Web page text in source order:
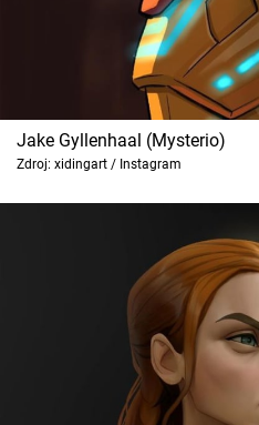
Jake Gyllenhaal (Mysterio)
Zdroj: xidingart / Instagram